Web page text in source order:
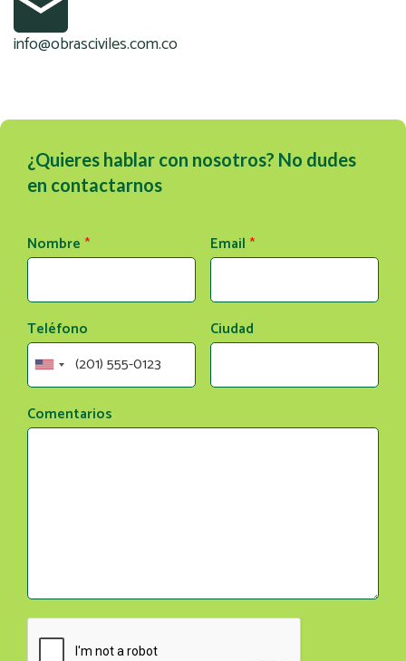
info@obrasciviles.com.co
¿Quieres hablar con nosotros? No dudes
en contactarnos
Nombre* Email*
Teléfono Ciudad
Comentarios